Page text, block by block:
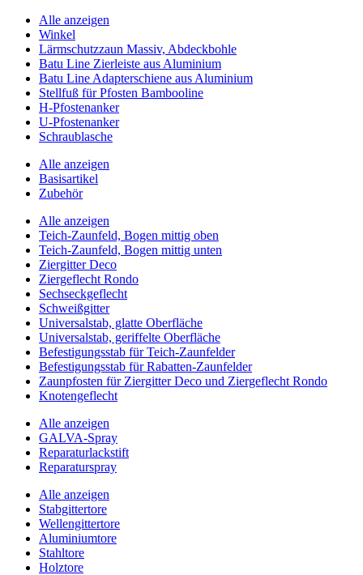
Alle anzeigen
Winkel
Lärmschutzzaun Massiv, Abdeckbohle
Batu Line Zierleiste aus Aluminium
Batu Line Adapterschiene aus Aluminium
Stellfuß für Pfosten Bambooline
H-Pfostenanker
U-Pfostenanker
Schraublasche
Alle anzeigen
Basisartikel
Zubehör
Alle anzeigen
Teich-Zaunfeld, Bogen mittig oben
Teich-Zaunfeld, Bogen mittig unten
Ziergitter Deco
Ziergeflecht Rondo
Sechseckgeflecht
Schweißgitter
Universalstab, glatte Oberfläche
Universalstab, geriffelte Oberfläche
Befestigungsstab für Teich-Zaunfelder
Befestigungsstab für Rabatten-Zaunfelder
Zaunpfosten für Ziergitter Deco und Ziergeflecht Rondo
Knotengeflecht
Alle anzeigen
GALVA-Spray
Reparaturlackstift
Reparaturspray
Alle anzeigen
Stabgittertore
Wellengittertore
Aluminiumtore
Stahltore
Holztore